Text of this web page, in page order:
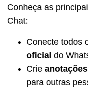
Conheça as
Chat:
Conecte todos
oficial do
Crie
para outras